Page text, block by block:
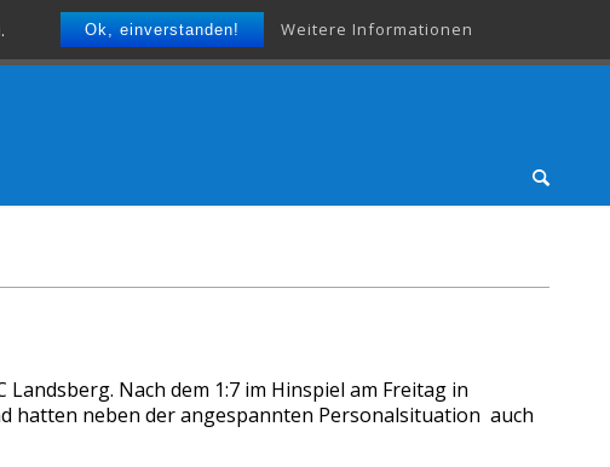
Ok, einverstanden! Weitere Informationen
Nach dem 1:7 im Hinspiel am Freitag in
hatten neben der angespannten Personalsituation auch